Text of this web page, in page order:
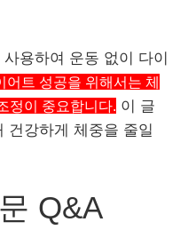
용하여 운동 없이 다이
어트 성공을 위해서는 체
정이 중요합니다. 이 글
건강하게 체중을 줄일
Q&A